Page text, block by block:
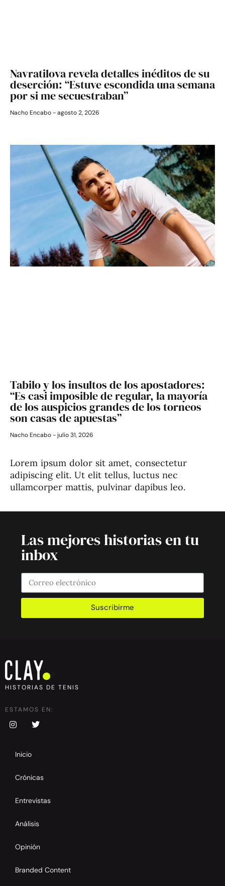
Navratilova revela detalles inéditos de su
deserción: “Estuve escondida una semana
por si me secuestraban”
Nacho Encabo agosto 2, 2026
Tabilo y los insultos de los apostadores:
“Es casi imposible de regular, la mayoría
de los auspicios grandes de los torneos
son casas de apuestas”
Nacho Encabo julio 31, 2026
Lorem ipsum dolor sit amet, consectetur
adipiscing elit. Ut elit tellus, luctus nec
ullamcorper mattis, pulvinar dapibus leo.
Las mejores historias en tu
inbox
Suscribirme
HISTORIAS DE TENIS
ESTAMOS EN:
Inicio
Crónicas
Entrevistas
Análisis
Opinión
Branded Content